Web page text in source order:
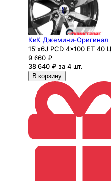
КиК Джемини-Оригинал
15"x6J PCD 4x100 ЕТ 40
9 660 ₽
38 640 ₽ за 4 шт.
В корзину